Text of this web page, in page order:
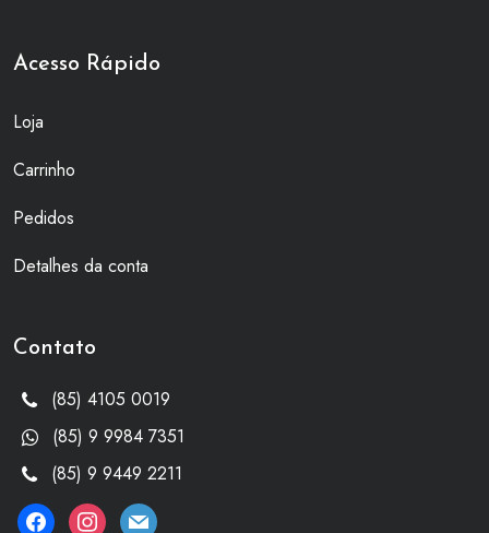
Acesso Rápido
Loja
Carrinho
Pedidos
Detalhes da conta
Contato
(85) 4105 0019
(85) 9 9984 7351
(85) 9 9449 2211
facebookinstagram
mail